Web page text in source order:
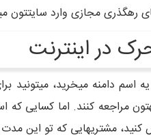
رهگذری مجازی وارد سایتتون
در اینترنت
اسم دامنه میخرید،
مراجعه کنند. اما کسایی
کنید، مشتریهایی که تو این